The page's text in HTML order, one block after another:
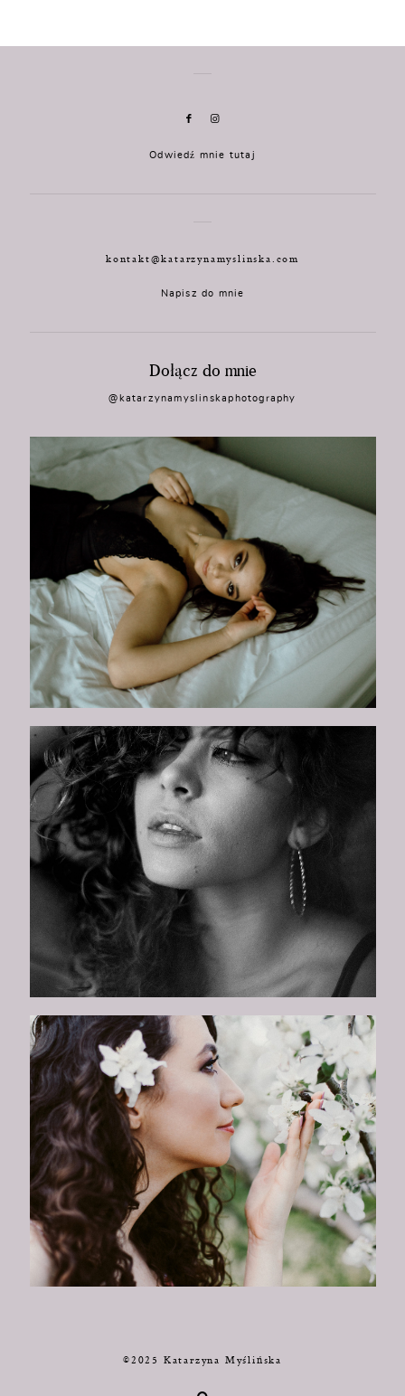
Odwiedź mnie tutaj
kontakt@katarzynamyslinska.com
Napisz do mnie
Dołącz do mnie
@katarzynamyslinskaphotography
©2025 Katarzyna Myślińska